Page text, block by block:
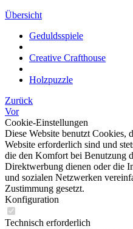
Übersicht
Geduldsspiele
Creative Crafthouse
Holzpuzzle
Zurück
Vor
Cookie-Einstellungen
Diese Website benutzt Cookies,
Website erforderlich sind und
die den Komfort bei Benutzung
Direktwerbung dienen oder die
und sozialen Netzwerken
Zustimmung gesetzt.
Konfiguration
Technisch erforderlich